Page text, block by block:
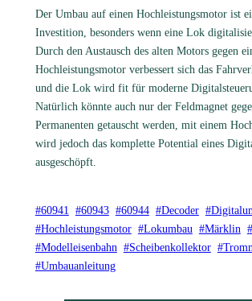
Der Umbau auf einen Hochleistungsmotor ist
Investition, besonders wenn eine Lok
Durch den Austausch des alten Motors gegen
Hochleistungsmotor verbessert sich das
und die Lok wird fit für moderne
Natürlich könnte auch nur der Feldmagnet
Permanenten getauscht werden, mit einem
wird jedoch das komplette Potential eines
ausgeschöpft.
#60941 #60943 #60944 #Decoder
#Hochleistungsmotor #Lokumbau #Märklin
#Modelleisenbahn #Scheibenkollektor
#Umbauanleitung